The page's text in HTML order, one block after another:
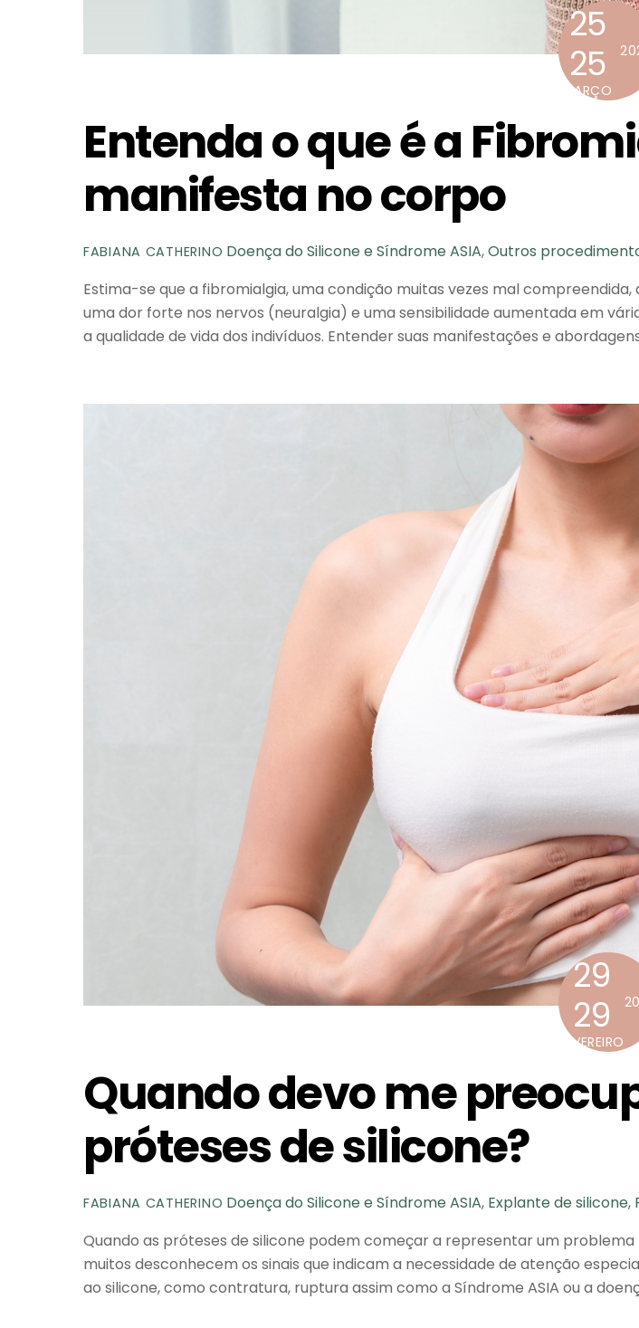
25
25
MARÇO
Entenda o que é a
manifesta no corpo
FABIANA CATHERINO Doença do Silicone e Síndrome ASIA,Outros
Estima-se que a fibromialgia, uma condição muitas vezes mal
uma dor forte nos nervos (neuralgia) e uma sensibilidade aumentada em
a qualidade de vida dos indivíduos. Entender suas manifestações e
29
29
FEVEREIRO
Quando devo me
próteses de silicone?
FABIANA CATHERINO Doença do Silicone e Síndrome ASIA, Explante de silicone,
Quando as próteses de silicone podem começar a representar um
muitos desconhecem os sinais que indicam a necessidade de atenção
ao silicone, como contratura, ruptura assim como a Síndrome ASIA ou a